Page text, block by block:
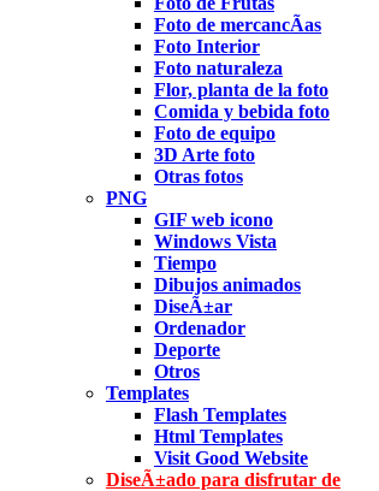
Foto de mercancÃ­as
Foto Interior
Foto naturaleza
Flor, planta de la foto
Comida y bebida foto
Foto de equipo
3D Arte foto
Otras fotos
PNG
GIF web icono
Windows Vista
Tiempo
Dibujos animados
DiseÃ±ar
Ordenador
Deporte
Otros
Templates
Flash Templates
Html Templates
Visit Good Website
DiseÃ±ado para disfrutar de